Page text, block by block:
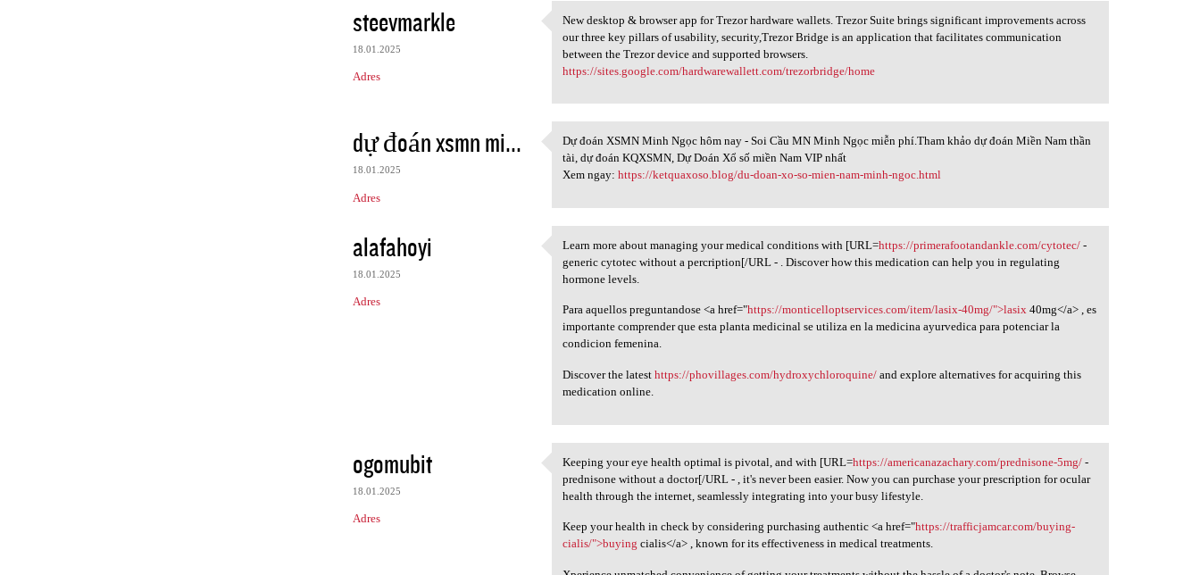
steevmarkle
18.01.2025
Adres
New desktop & browser app for
New desktop & browser app for Trezor hardware wallets. Trezor Suite brings significant improvements across
our three key pillars of usability, security,Trezor Bridge is an application that facilitates communication
between the Trezor device and supported browsers.
https://sites.google.com/hardwarewallett.com/trezorbridge/home
dự đoán xsmn mi...
18.01.2025
Adres
Dự đoán XSMN Minh Ngọc hôm
Dự đoán XSMN Minh Ngọc hôm nay - Soi Cầu MN Minh Ngọc miễn phí.Tham khảo dự đoán Miền Nam thần
tài, dự đoán KQXSMN, Dự Doán Xổ số miền Nam VIP nhất
Xem ngay:https://ketquaxoso.blog/du-doan-xo-so-mien-nam-minh-ngoc.html
alafahoyi
18.01.2025
Adres
Learn more about managing
Learn more about managing your medical conditions with [URL=https://primerafootandankle.com/cytotec/ -
generic cytotec without a percription[/URL - . Discover how this medication can help you in regulating
hormone levels.
Para aquellos preguntandose <a href="https://monticelloptservices.com/item/lasix-40mg/">lasix 40mg</a> , es
importante comprender que esta planta medicinal se utiliza en la medicina ayurvedica para potenciar la
condicion femenina.
Discover the latesthttps://phovillages.com/hydroxychloroquine/ and explore alternatives for acquiring this
medication online.
ogomubit
18.01.2025
Adres
Keeping your eye health
Keeping your eye health optimal is pivotal, and with [URL=https://americanazachary.com/prednisone-5mg/ -
prednisone without a doctor[/URL - , it's never been easier. Now you can purchase your prescription for ocular
health through the internet, seamlessly integrating into your busy lifestyle.
Keep your health in check by considering purchasing authentic <a href="https://trafficjamcar.com/buying-
cialis/">buying cialis</a> , known for its effectiveness in medical treatments.